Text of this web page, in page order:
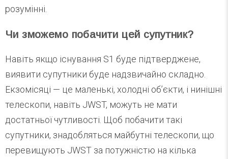
розумінні.
Чи зможемо побачити цей супутник?
Навіть якщо існування S1 буде підтверджене,
виявити супутники буде надзвичайно складно.
Екзомісяці — це маленькі, холодні об’єкти, і нинішні
телескопи, навіть JWST, можуть не мати
достатньої чутливості. Щоб побачити такі
супутники, знадобляться майбутні телескопи, що
перевищують JWST за потужністю на кілька